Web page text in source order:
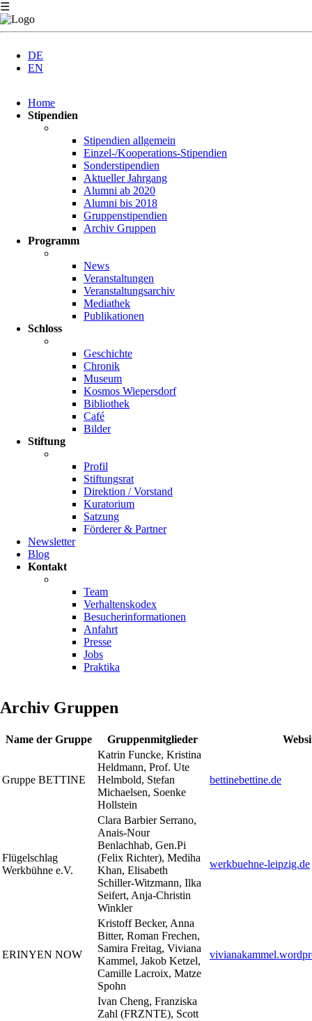
☰
DE
EN
überspringen
Home
Stipendien
Stipendien allgemein
Einzel-/Kooperations-Stipendien
Sonderstipendien
Aktueller Jahrgang
Alumni ab 2020
Alumni bis 2018
Gruppenstipendien
Archiv Gruppen
Programm
News
Veranstaltungen
Veranstaltungsarchiv
Mediathek
Publikationen
Schloss
Geschichte
Chronik
Museum
Kosmos Wiepersdorf
Bibliothek
Café
Bilder
Stiftung
Profil
Stiftungsrat
Direktion / Vorstand
Kuratorium
Satzung
Förderer & Partner
Newsletter
Blog
Kontakt
Team
Verhaltenskodex
Besucherinformationen
Anfahrt
Presse
Jobs
Praktika
Archiv Gruppen
Name der Gruppe Gruppenmitglieder
Gruppe BETTINE
Katrin Funcke, Kristina
Heldmann, Prof. Ute
Helmbold, Stefan
Michaelsen, Soenke
Hollstein
bettinebettine.de
Flügelschlag
Werkbühne e.V.
Clara Barbier Serrano,
Anais-Nour
Benlachhab, Gen.Pi
(Felix Richter), Mediha
Khan, Elisabeth
Schiller-Witzmann, Ilka
Seifert, Anja-Christin
Winkler
werkbuehne-leipzig.de
ERINYEN NOW
Kristoff Becker, Anna
Bitter, Roman Frechen,
Samira Freitag, Viviana
Kammel, Jakob Ketzel,
Camille Lacroix, Matze
Spohn
Ivan Cheng, Franziska
Zahl (FRZNTE), Scott